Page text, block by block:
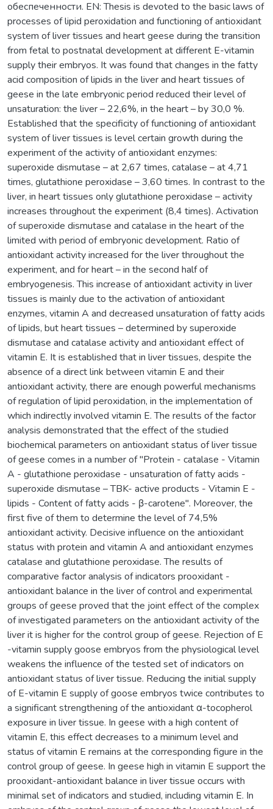
обеспеченности. EN: Thesis is devoted to the basic laws of
processes of lipid peroxidation and functioning of antioxidant
system of liver tissues and heart geese during the transition
from fetal to postnatal development at different E-vitamin
supply their embryos. It was found that changes in the fatty
acid composition of lipids in the liver and heart tissues of
geese in the late embryonic period reduced their level of
unsaturation: the liver – 22,6%, in the heart – by 30,0 %.
Established that the specificity of functioning of antioxidant
system of liver tissues is level certain growth during the
experiment of the activity of antioxidant enzymes:
superoxide dismutase – at 2,67 times, catalase – at 4,71
times, glutathione peroxidase – 3,60 times. In contrast to the
liver, in heart tissues only glutathione peroxidase – activity
increases throughout the experiment (8,4 times). Activation
of superoxide dismutase and catalase in the heart of the
limited with period of embryonic development. Ratio of
antioxidant activity increased for the liver throughout the
experiment, and for heart – in the second half of
embryogenesis. This increase of antioxidant activity in liver
tissues is mainly due to the activation of antioxidant
enzymes, vitamin A and decreased unsaturation of fatty acids
of lipids, but heart tissues – determined by superoxide
dismutase and catalase activity and antioxidant effect of
vitamin E. It is established that in liver tissues, despite the
absence of a direct link between vitamin E and their
antioxidant activity, there are enough powerful mechanisms
of regulation of lipid peroxidation, in the implementation of
which indirectly involved vitamin E. The results of the factor
analysis demonstrated that the effect of the studied
biochemical parameters on antioxidant status of liver tissue
of geese comes in a number of "Protein - catalase - Vitamin
A - glutathione peroxidase - unsaturation of fatty acids -
superoxide dismutase – TBK- active products - Vitamin E -
lipids - Content of fatty acids - β-carotene". Moreover, the
first five of them to determine the level of 74,5%
antioxidant activity. Decisive influence on the antioxidant
status with protein and vitamin A and antioxidant enzymes
catalase and glutathione peroxidase. The results of
comparative factor analysis of indicators prooxidant -
antioxidant balance in the liver of control and experimental
groups of geese proved that the joint effect of the complex
of investigated parameters on the antioxidant activity of the
liver it is higher for the control group of geese. Rejection of E
-vitamin supply goose embryos from the physiological level
weakens the influence of the tested set of indicators on
antioxidant status of liver tissue. Reducing the initial supply
of Е-vitamin E supply of goose embryos twice contributes to
a significant strengthening of the antioxidant α-tocopherol
exposure in liver tissue. In geese with a high content of
vitamin E, this effect decreases to a minimum level and
status of vitamin E remains at the corresponding figure in the
control group of geese. In geese high in vitamin E support the
prooxidant-antioxidant balance in liver tissue occurs with
minimal set of indicators and studied, including vitamin E. In